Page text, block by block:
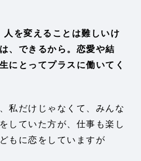
を変えることは難しいけ
、できるから。恋愛や結
にとってプラスに働いてく
私だけじゃなくて、みんな
していた方が、仕事も楽し
もに恋をしていますが